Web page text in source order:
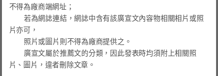
不得為廠商端網址；
片亦可，
片、圖片，違者刪除文章。